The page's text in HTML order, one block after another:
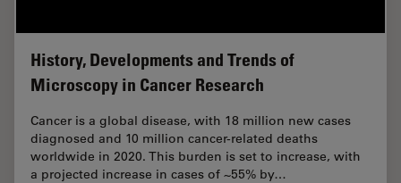
History, Developments and Trends of
Microscopy in Cancer Research
Cancer is a global disease, with 18 million new cases
diagnosed and 10 million cancer-related deaths
worldwide in 2020. This burden is set to increase, with
a projected increase in cases of ~55% by…